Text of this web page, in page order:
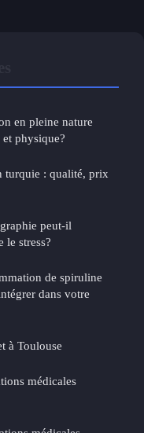
en pleine nature
physique?
turquie : qualité, prix
peut-il
le stress?
de spiruline
dans votre
à Toulouse
médicales